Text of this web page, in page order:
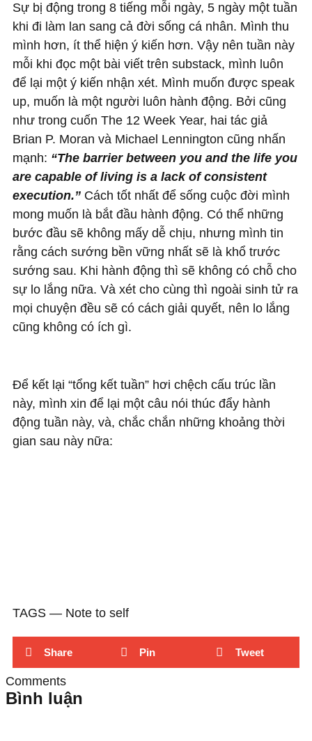
Sự bị động trong 8 tiếng mỗi ngày, 5 ngày một tuần
khi đi làm lan sang cả đời sống cá nhân. Mình thu
mình hơn, ít thể hiện ý kiến hơn. Vậy nên tuần này
mỗi khi đọc một bài viết trên substack, mình luôn
để lại một ý kiến nhận xét. Mình muốn được speak
up, muốn là một người luôn hành động. Bởi cũng
như trong cuốn The 12 Week Year, hai tác giả
Brian P. Moran và Michael Lennington cũng nhấn
mạnh: “The barrier between you and the life you
are capable of living is a lack of consistent
execution.” Cách tốt nhất để sống cuộc đời mình
mong muốn là bắt đầu hành động. Có thể những
bước đầu sẽ không mấy dễ chịu, nhưng mình tin
rằng cách sướng bền vững nhất sẽ là khổ trước
sướng sau. Khi hành động thì sẽ không có chỗ cho
sự lo lắng nữa. Và xét cho cùng thì ngoài sinh tử ra
mọi chuyện đều sẽ có cách giải quyết, nên lo lắng
cũng không có ích gì.
Để kết lại “tổng kết tuần” hơi chệch cấu trúc lần
này, mình xin để lại một câu nói thúc đẩy hành
động tuần này, và, chắc chắn những khoảng thời
gian sau này nữa:
TAGS ― Note to self
Share Pin Tweet
Comments
Bình luận